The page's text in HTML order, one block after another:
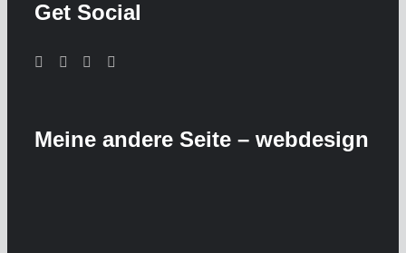
Get Social
Meine andere Seite – webdesign